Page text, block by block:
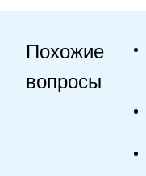
Похожие
вопросы